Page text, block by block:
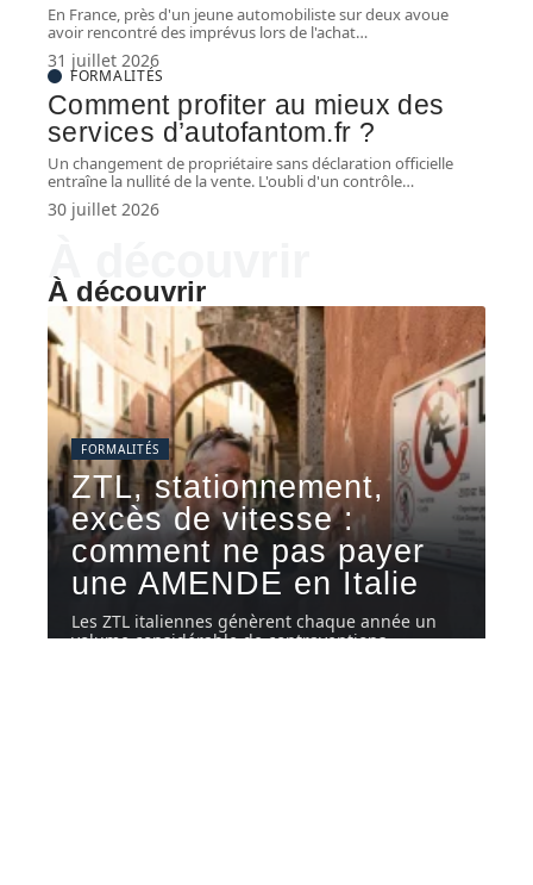
En France, près d'un jeune automobiliste sur deux avoue
avoir rencontré des imprévus lors de l'achat…
31 juillet 2026
FORMALITÉS
Comment profiter au mieux des
services d’autofantom.fr ?
Un changement de propriétaire sans déclaration officielle
entraîne la nullité de la vente. L'oubli d'un contrôle…
30 juillet 2026
À découvrir
FORMALITÉS
ZTL, stationnement,
excès de vitesse :
comment ne pas payer
une AMENDE en Italie
Les ZTL italiennes génèrent chaque année un
volume considérable de contraventions